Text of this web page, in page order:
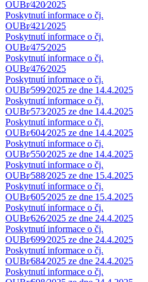
OUBr⁄420⁄2025
Poskytnutí informace o čj.
OUBr⁄421⁄2025
Poskytnutí informace o čj.
OUBr⁄475⁄2025
Poskytnutí informace o čj.
OUBr⁄476⁄2025
Poskytnutí informace o čj.
OUBr⁄599⁄2025 ze dne 14.4.2025
Poskytnutí informace o čj.
OUBr⁄573⁄2025 ze dne 14.4.2025
Poskytnutí informace o čj.
OUBr⁄604⁄2025 ze dne 14.4.2025
Poskytnutí informace o čj.
OUBr⁄550⁄2025 ze dne 14.4.2025
Poskytnutí informace o čj.
OUBr⁄588⁄2025 ze dne 15.4.2025
Poskytnutí informace o čj.
OUBr⁄605⁄2025 ze dne 15.4.2025
Poskytnutí informace o čj.
OUBr⁄626⁄2025 ze dne 24.4.2025
Poskytnutí informace o čj.
OUBr⁄699⁄2025 ze dne 24.4.2025
Poskytnutí informace o čj.
OUBr⁄684⁄2025 ze dne 24.4.2025
Poskytnutí informace o čj.